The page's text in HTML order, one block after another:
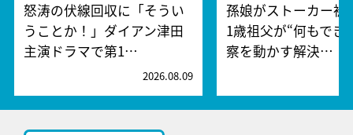
怒涛の伏線回収に「そうい
うことか！」ダイアン津田
主演ドラマで第1…
2026.08.09
孫娘がストーカー
1歳祖父が“何もでき
察を動かす解決…